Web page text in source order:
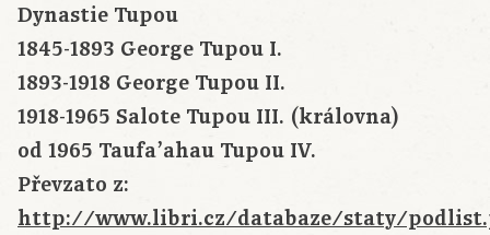
Dynastie Tupou
1845-1893 George Tupou I.
1893-1918 George Tupou II.
1918-1965 Salote Tupou III. (královna)
od 1965 Taufa’ahau Tupou IV.
Převzato z:
http://www.libri.cz/databaze/staty/